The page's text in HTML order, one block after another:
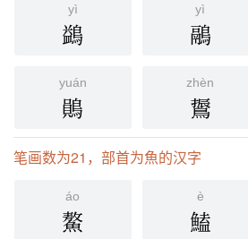
yì
鷁
yì
鷊
yuán
鶰
zhèn
䳲
笔画数为21，部首为魚的汉字
áo
鰲
è
鰪